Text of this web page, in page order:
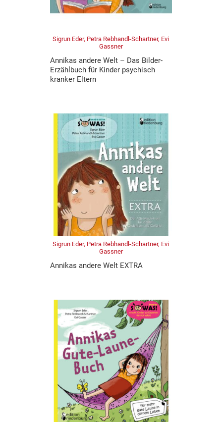
Sigrun Eder, Petra Rebhandl-Schartner, Evi
Gassner
Annikas andere Welt – Das Bilder-
Erzählbuch für Kinder psychisch
kranker Eltern
Sigrun Eder, Petra Rebhandl-Schartner, Evi
Gassner
Annikas andere Welt EXTRA